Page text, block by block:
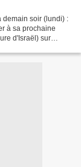
demain soir (lundi) :
à sa prochaine
d'Israël) sur